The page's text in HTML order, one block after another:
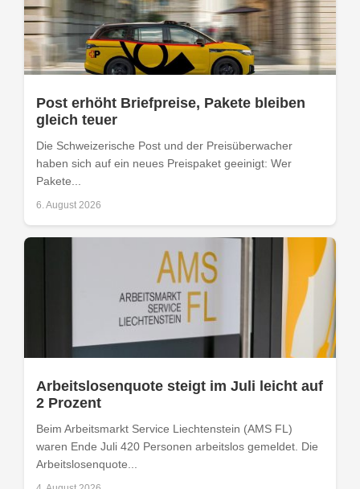
Post erhöht Briefpreise, Pakete bleiben
gleich teuer
Die Schweizerische Post und der Preisüberwacher
haben sich auf ein neues Preispaket geeinigt: Wer
Pakete...
6. August 2026
Arbeitslosenquote steigt im Juli leicht auf
2 Prozent
Beim Arbeitsmarkt Service Liechtenstein (AMS FL)
waren Ende Juli 420 Personen arbeitslos gemeldet. Die
Arbeitslosenquote...